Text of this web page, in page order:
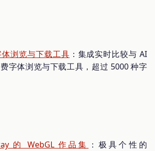
浏览与下载工具 ：集成实时比较与 AI
字体浏览与下载工具，超过 5000 种字
的 WebGL 作品集 ：极具个性的